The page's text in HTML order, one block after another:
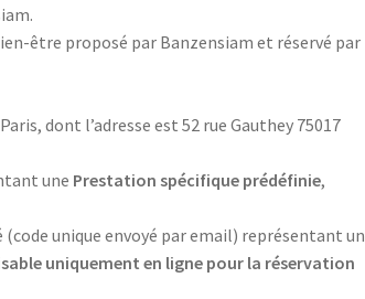
être proposé par Banzensiam et réservé par
dont l’adresse est 52 rue Gauthey 75017
une Prestation spécifique prédéfinie,
unique envoyé par email) représentant un
uniquement en ligne pour la réservation